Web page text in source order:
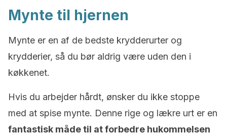
Mynte til hjernen
Mynte er en af ​​de bedste krydderurter og
krydderier, så du bør aldrig være uden den i
køkkenet.
Hvis du arbejder hårdt, ønsker du ikke stoppe
med at spise mynte. Denne rige og lækre urt er en
fantastisk måde til at forbedre hukommelsen